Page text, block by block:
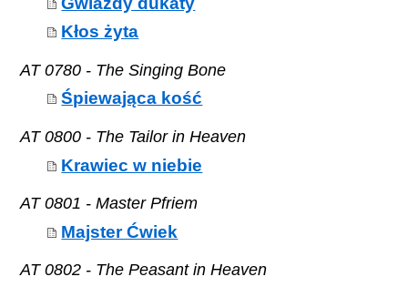
Kłos żyta
AT 0780 - The Singing Bone
Śpiewająca kość
AT 0800 - The Tailor in Heaven
Krawiec w niebie
AT 0801 - Master Pfriem
Majster Ćwiek
AT 0802 - The Peasant in Heaven